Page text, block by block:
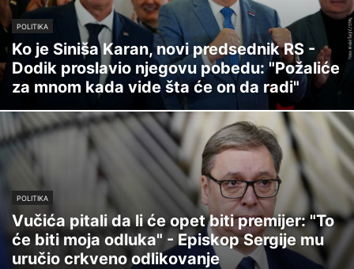
POLITIKA
Ko je Siniša Karan, novi predsednik RS -
Dodik proslavio njegovu pobedu: "Požaliće
za mnom kada vide šta će on da radi"
POLITIKA
Vučića pitali da li će opet biti premijer: "To
će biti moja odluka" - Episkop Sergije mu
uručio crkveno odlikovanje